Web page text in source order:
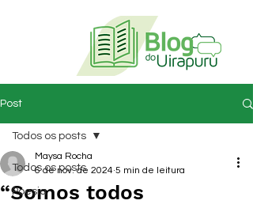
Post
Todos os posts
Poesia
Todos os posts
“Somos todos
Maysa Rocha
6 de nov. de 2024 5 min de leitura